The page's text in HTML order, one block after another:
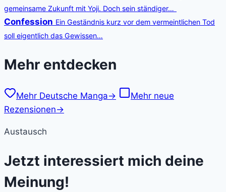
gemeinsame Zukunft mit Yoji. Doch sein ständiger…
Confession Ein Geständnis kurz vor dem vermeintlichen Tod
soll eigentlich das Gewissen…
Mehr entdecken
Mehr Deutsche Manga→
Mehr neue
Rezensionen→
Austausch
Jetzt interessiert mich deine
Meinung!